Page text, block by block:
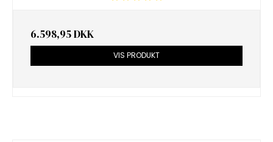
6.598,95 DKK
VIS PRODUKT